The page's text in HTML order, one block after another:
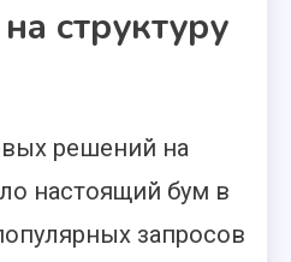
структуру
решений на
настоящий бум в
запросов